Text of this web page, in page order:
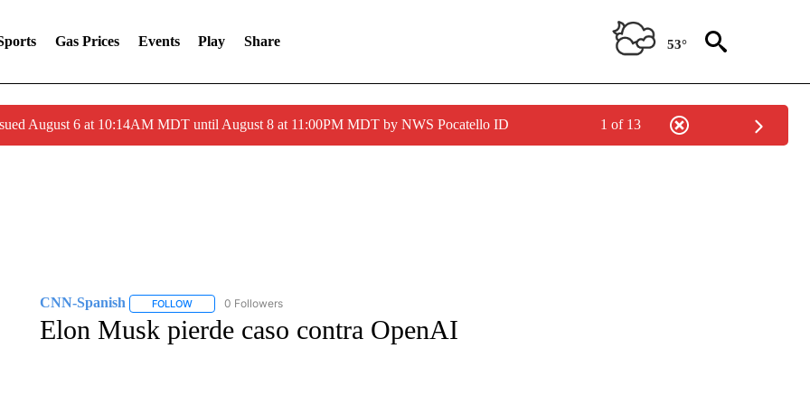
Gas Prices Events Play Share 53°
August 6 at 10:14AM MDT until August 8 at 11:00PM MDT by NWS Pocatello ID 1 of 13
CNN-Spanish FOLLOWFOLLOW "CNN-SPANISH" TO RECEIVE NOTIFICATIONS ABOUT NEW PAGES ON "CNN-SPANISH".
0 Followers
Elon Musk pierde caso contra OpenAI